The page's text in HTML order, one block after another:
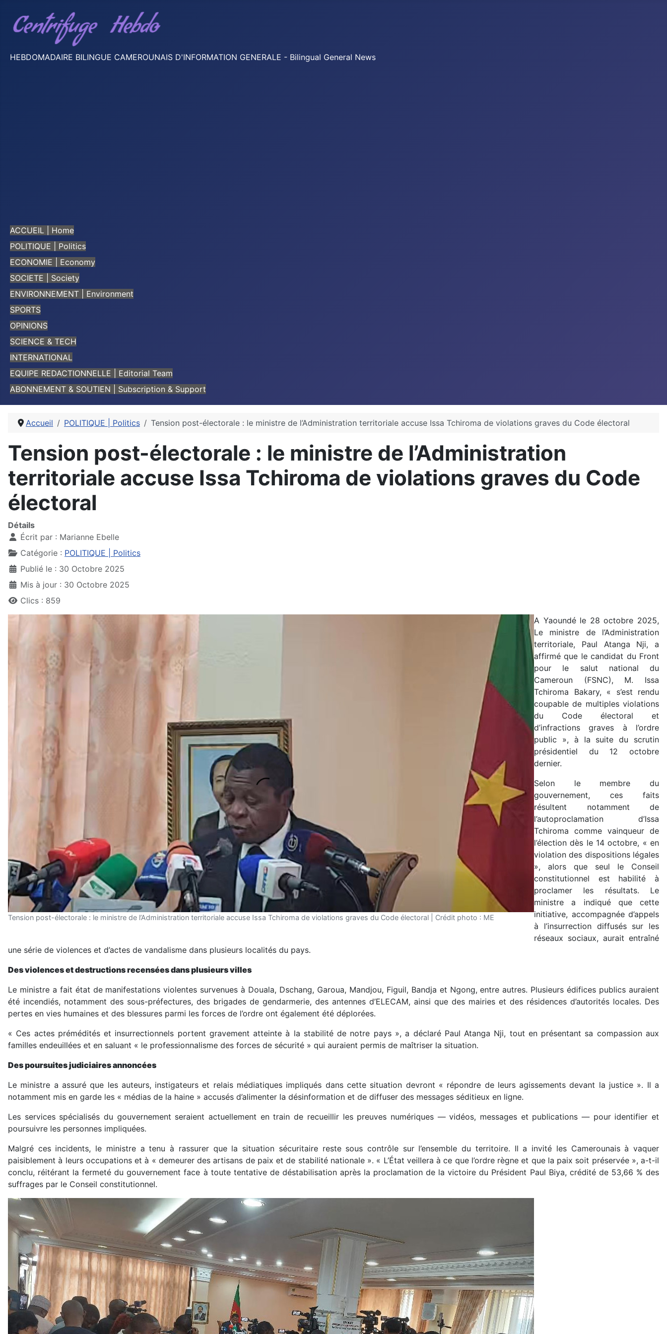
HEBDOMADAIRE BILINGUE CAMEROUNAIS D'INFORMATION GENERALE - Bilingual General News
ACCUEIL | Home
POLITIQUE | Politics
ECONOMIE | Economy
SOCIETE | Society
ENVIRONNEMENT | Environment
SPORTS
OPINIONS
SCIENCE & TECH
INTERNATIONAL
EQUIPE REDACTIONNELLE | Editorial Team
ABONNEMENT & SOUTIEN | Subscription & Support
Accueil POLITIQUE | Politics Tension post-électorale : le ministre de l’Administration territoriale accuse Issa Tchiroma de violations graves du Code électoral
Tension post-électorale : le ministre de l’Administration
territoriale accuse Issa Tchiroma de violations graves du Code
électoral
Détails
Écrit par : Marianne Ebelle
Catégorie : POLITIQUE | Politics
Publié le : 30 Octobre 2025
Mis à jour : 30 Octobre 2025
Clics : 859
Tension post-électorale : le ministre de l’Administration territoriale accuse Issa Tchiroma de violations graves du Code électoral | Crédit photo : ME
A Yaoundé le 28 octobre 2025,
Le ministre de l’Administration
territoriale, Paul Atanga Nji, a
affirmé que le candidat du Front
pour le salut national du
Cameroun (FSNC), M. Issa
Tchiroma Bakary, « s’est rendu
coupable de multiples violations
du Code électoral et
d’infractions graves à l’ordre
public », à la suite du scrutin
présidentiel du 12 octobre
dernier.
Selon le membre du
gouvernement, ces faits
résultent notamment de
l’autoproclamation d’Issa
Tchiroma comme vainqueur de
l’élection dès le 14 octobre, « en
violation des dispositions légales
», alors que seul le Conseil
constitutionnel est habilité à
proclamer les résultats. Le
ministre a indiqué que cette
initiative, accompagnée d’appels
à l’insurrection diffusés sur les
réseaux sociaux, aurait entraîné
une série de violences et d’actes de vandalisme dans plusieurs localités du pays.
Des violences et destructions recensées dans plusieurs villes
Le ministre a fait état de manifestations violentes survenues à Douala, Dschang, Garoua, Mandjou, Figuil, Bandja et Ngong, entre autres. Plusieurs édifices publics auraient
été incendiés, notamment des sous-préfectures, des brigades de gendarmerie, des antennes d’ELECAM, ainsi que des mairies et des résidences d’autorités locales. Des
pertes en vies humaines et des blessures parmi les forces de l’ordre ont également été déplorées.
« Ces actes prémédités et insurrectionnels portent gravement atteinte à la stabilité de notre pays », a déclaré Paul Atanga Nji, tout en présentant sa compassion aux
familles endeuillées et en saluant « le professionnalisme des forces de sécurité » qui auraient permis de maîtriser la situation.
Des poursuites judiciaires annoncées
Le ministre a assuré que les auteurs, instigateurs et relais médiatiques impliqués dans cette situation devront « répondre de leurs agissements devant la justice ». Il a
notamment mis en garde les « médias de la haine » accusés d’alimenter la désinformation et de diffuser des messages séditieux en ligne.
Les services spécialisés du gouvernement seraient actuellement en train de recueillir les preuves numériques — vidéos, messages et publications — pour identifier et
poursuivre les personnes impliquées.
Malgré ces incidents, le ministre a tenu à rassurer que la situation sécuritaire reste sous contrôle sur l’ensemble du territoire. Il a invité les Camerounais à vaquer
paisiblement à leurs occupations et à « demeurer des artisans de paix et de stabilité nationale ». « L’État veillera à ce que l’ordre règne et que la paix soit préservée », a-t-il
conclu, réitérant la fermeté du gouvernement face à toute tentative de déstabilisation après la proclamation de la victoire du Président Paul Biya, crédité de 53,66 % des
suffrages par le Conseil constitutionnel.